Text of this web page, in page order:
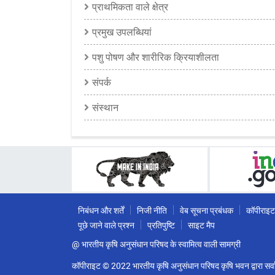
प्राथमिकता वाले क्षेत्र
प्रमुख उपलब्धियां
पशु पोषण और शारीरिक क्रियाशीलता
संपर्क
संस्थान
निबंधन और शर्तें निजी नीति वेब सूचना प्रबंधक
पूछे जाने वाले प्रश्न
प्रतिपुष्टि
साइट मैप
@ भारतीय कृषि अनुसंधान परिषद के स्वामित्व वाली सामग्री
कॉपीराइट © 2022 भारतीय कृषि अनुसंधान परिषद कृषि भवन द्वारा